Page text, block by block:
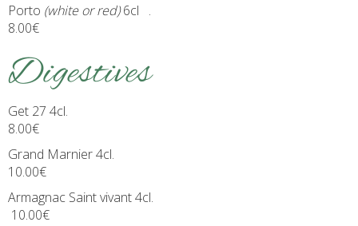
Porto (white or red)6cl .
8.00€
Digestives
Get 27 4cl.
8.00€
Grand Marnier 4cl.
10.00€
Armagnac Saint vivant 4cl.
10.00€